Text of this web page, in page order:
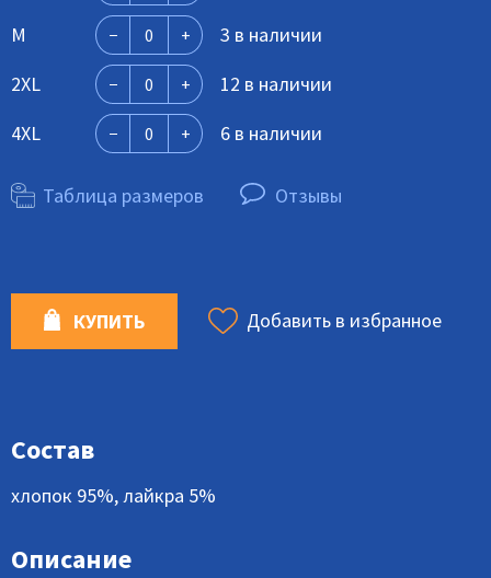
M
3 в наличии
2XL
12 в наличии
4XL
6 в наличии
Таблица размеров Отзывы
КУПИТЬ Добавить в избранное
Состав
хлопок 95%, лайкра 5%
Описание